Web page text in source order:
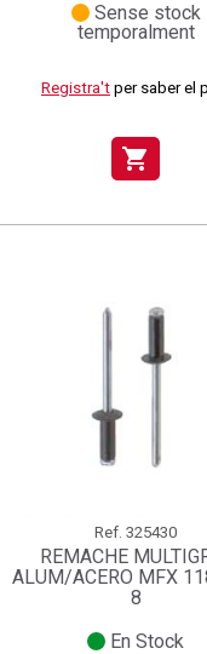
Sense stock
temporalment
Registra't per saber el
shopping_cart
Ref. 325430
REMACHE
ALUM/ACERO MFX
8
En Stock